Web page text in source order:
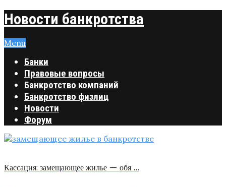
Новости банкротства
Menu
Банки
Правовые вопросы
Банкротство компаний
Банкротство физлиц
Новости
Форум
Кассация: замещающее жилье — обя …